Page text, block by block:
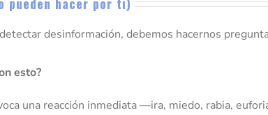
desinformación, debemos hacernos
esto?
una reacción inmediata —ira, miedo, rabia,